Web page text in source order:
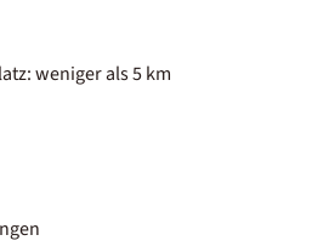
weniger als 5 km